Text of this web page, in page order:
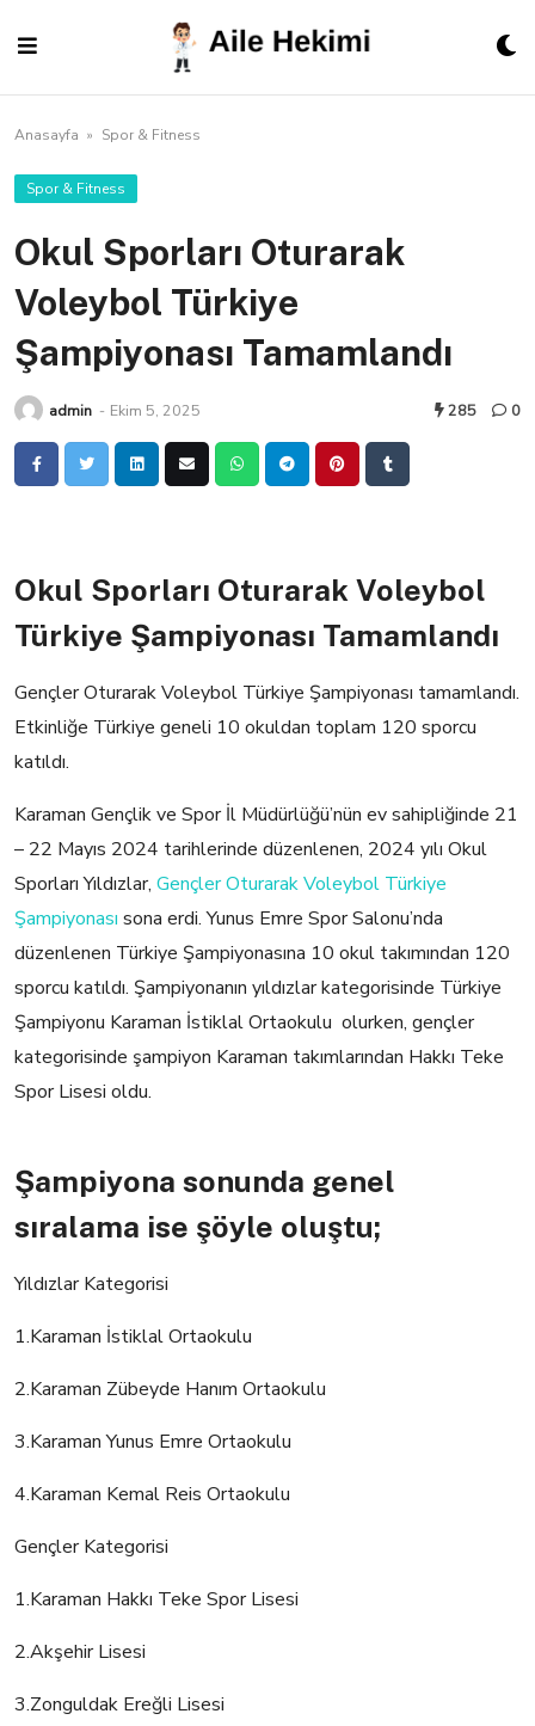
content
Anasayfa » Spor & Fitness
Spor & Fitness
Okul Sporları Oturarak
Voleybol Türkiye
Şampiyonası Tamamlandı
admin - Ekim 5, 2025 285 0
Okul Sporları Oturarak Voleybol
Türkiye Şampiyonası Tamamlandı
Gençler Oturarak Voleybol Türkiye Şampiyonası tamamlandı.
Etkinliğe Türkiye geneli 10 okuldan toplam 120 sporcu
katıldı.
Karaman Gençlik ve Spor İl Müdürlüğü’nün ev sahipliğinde 21
– 22 Mayıs 2024 tarihlerinde düzenlenen, 2024 yılı Okul
Sporları Yıldızlar, Gençler Oturarak Voleybol Türkiye
Şampiyonası sona erdi. Yunus Emre Spor Salonu’nda
düzenlenen Türkiye Şampiyonasına 10 okul takımından 120
sporcu katıldı. Şampiyonanın yıldızlar kategorisinde Türkiye
Şampiyonu Karaman İstiklal Ortaokulu olurken, gençler
kategorisinde şampiyon Karaman takımlarından Hakkı Teke
Spor Lisesi oldu.
Şampiyona sonunda genel
sıralama ise şöyle oluştu;
Yıldızlar Kategorisi
1.Karaman İstiklal Ortaokulu
2.Karaman Zübeyde Hanım Ortaokulu
3.Karaman Yunus Emre Ortaokulu
4.Karaman Kemal Reis Ortaokulu
Gençler Kategorisi
1.Karaman Hakkı Teke Spor Lisesi
2.Akşehir Lisesi
3.Zonguldak Ereğli Lisesi